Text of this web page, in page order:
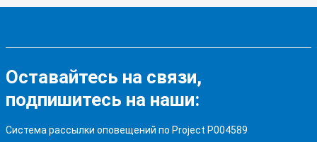
Оставайтесь на связи,
подпишитесь на наши:
Система рассылки оповещений по Project P004589